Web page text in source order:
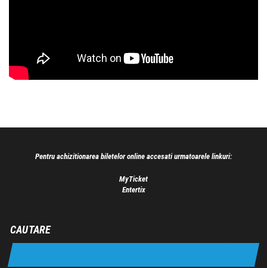
Pentru achizitionarea biletelor online accesati urmatoarele linkuri:
MyTicket
Entertix
CAUTARE